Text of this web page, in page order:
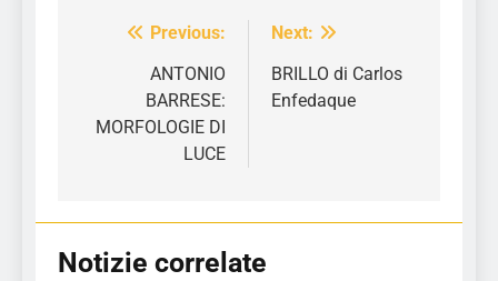
Navigazione
articoli
Previous:
ANTONIO
BARRESE:
MORFOLOGIE DI
LUCE
Next:
BRILLO di Carlos
Enfedaque
Notizie correlate